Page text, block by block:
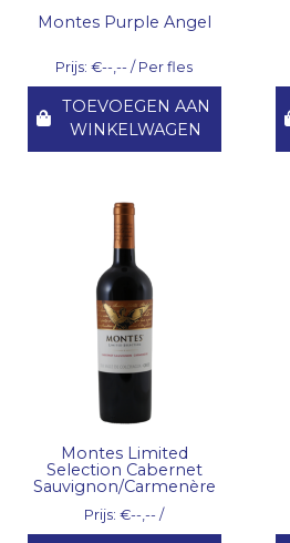
Montes Purple Angel
Prijs: €--,-- / Per fles
TOEVOEGEN AAN
WINKELWAGEN
Montes Limited
Selection Cabernet
Sauvignon/Carmenère
Prijs: €--,-- /